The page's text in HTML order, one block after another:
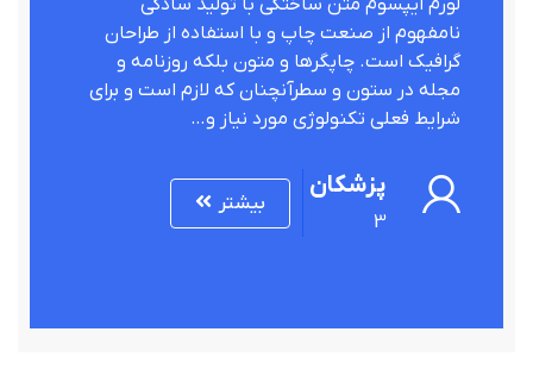
نامفهوم از صنعت چاپ و با استفاده از طراحان
گرافیک است. چاپگرها و متون بلکه روزنامه و
مجله در ستون و سطرآنچنان که لازم است و برای
شرایط فعلی تکنولوژی مورد نیاز و…
پزشکان
3
بیشتر